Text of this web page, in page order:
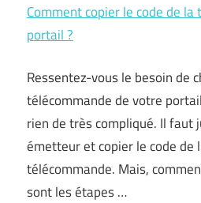
Comment copier le code de la
portail ?
Ressentez-vous le besoin de
télécommande de votre
rien de très compliqué. Il faut
émetteur et copier le code de
télécommande. Mais,
sont les étapes …